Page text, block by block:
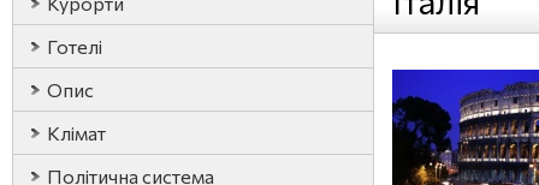
Готелі
Опис
Клімат
Політична система